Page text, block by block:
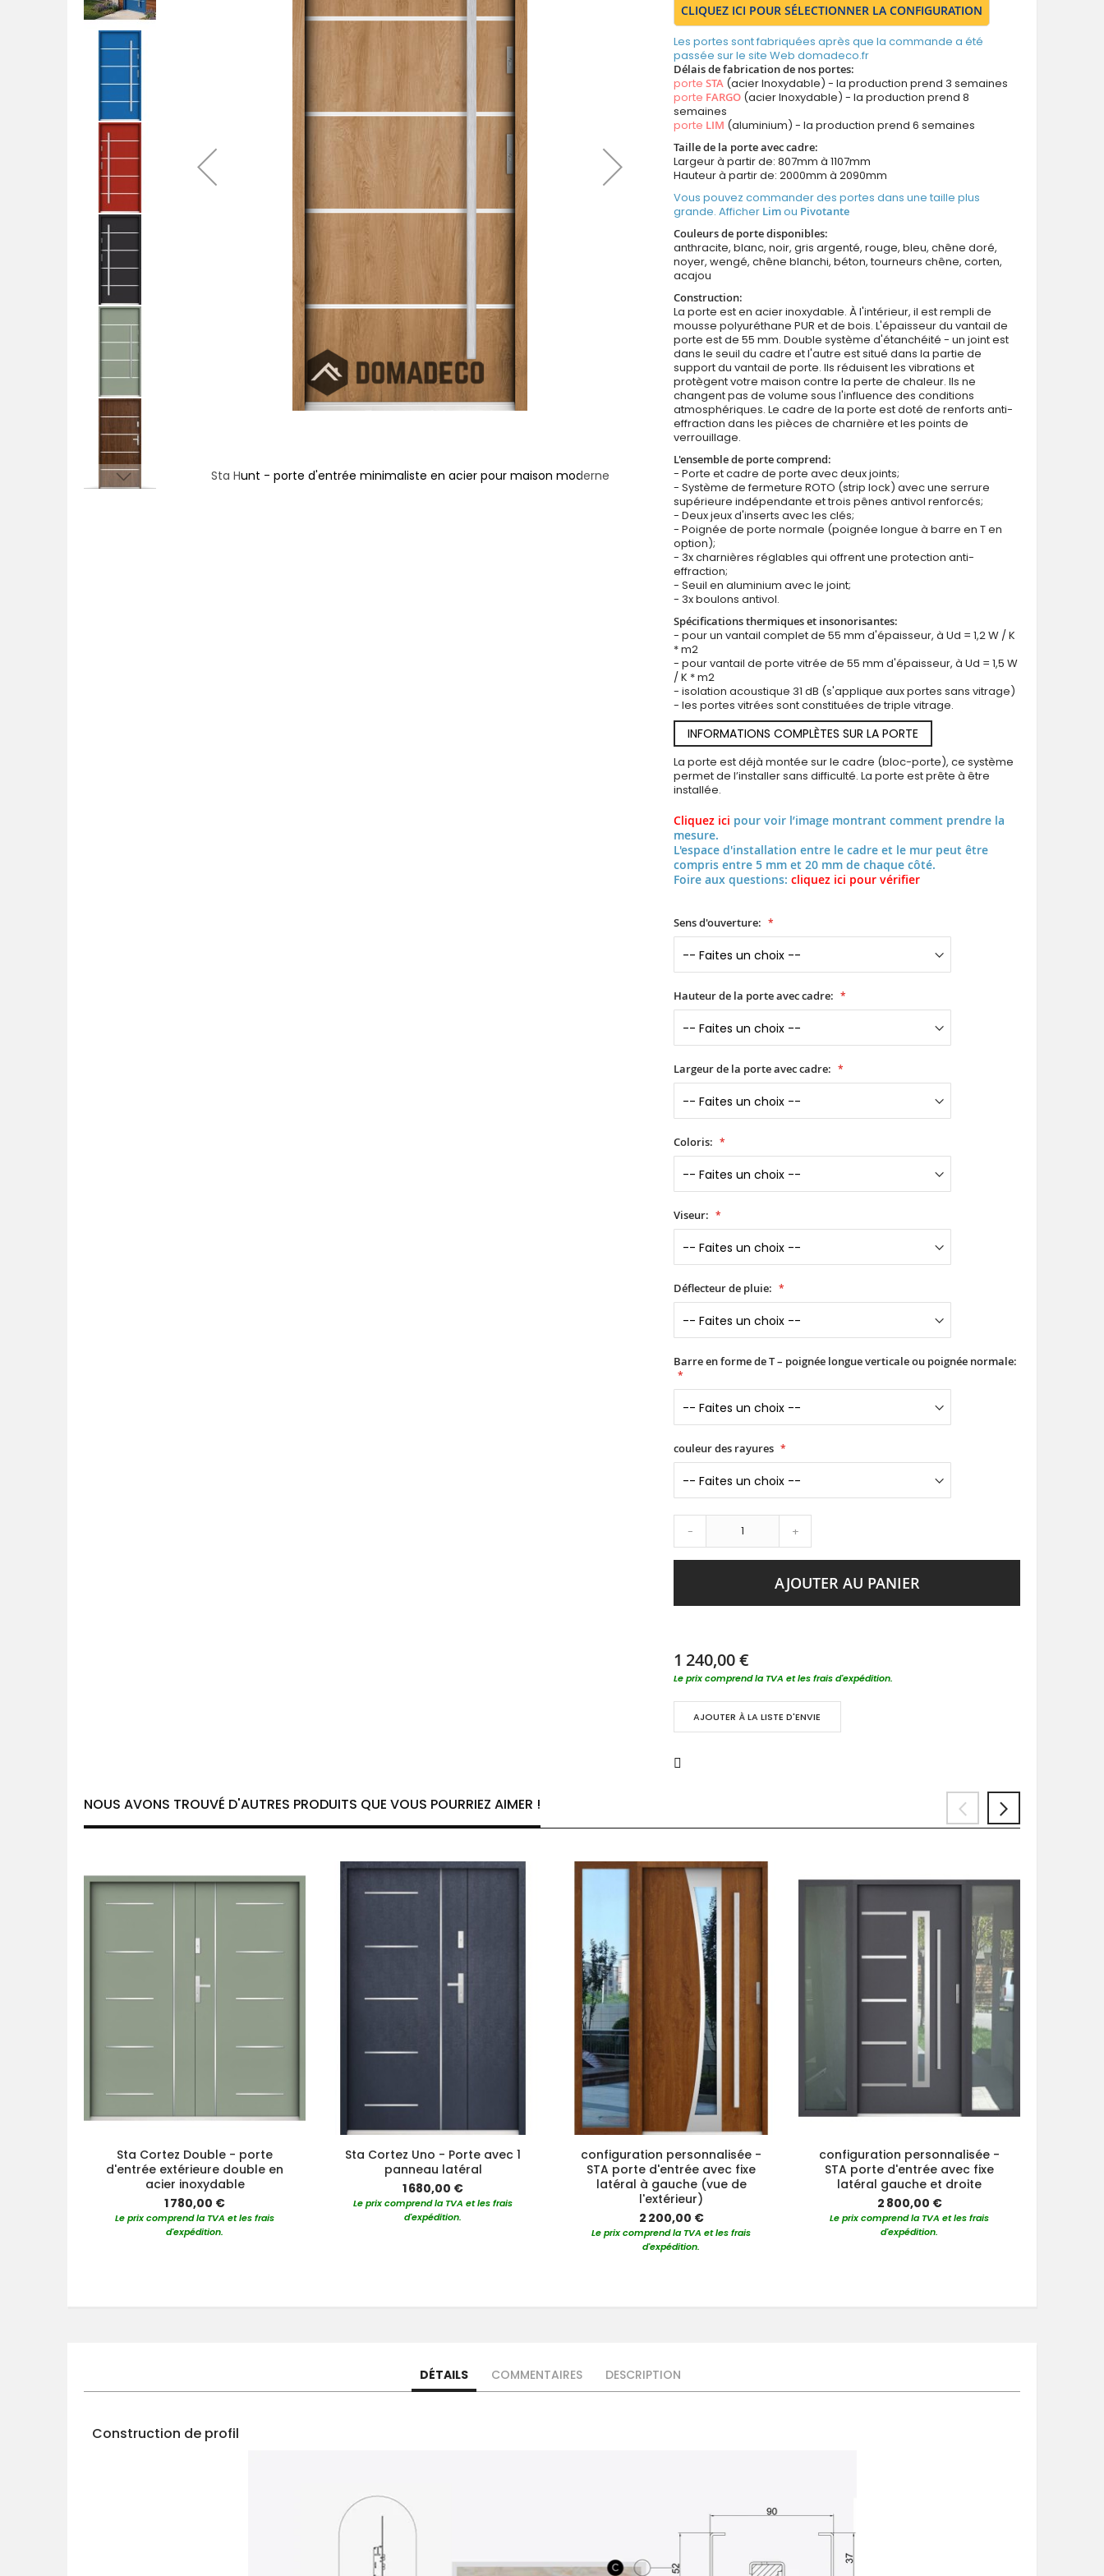
Sta Hunt - porte d'entrée minimaliste en acier pour maison moderne Porte d'entrée minimaliste en acier bleu pour une maison
CLIQUEZ ICI POUR SÉLECTIONNER LA CONFIGURATION
Les portes sont fabriquées après que la commande a été
passée sur le site Web domadeco.fr
Délais de fabrication de nos portes:
porteSTA (acier Inoxydable) - la production prend 3 semaines
porte FARGO (acier Inoxydable) - la production prend 8
semaines
porte LIM (aluminium) - la production prend 6 semaines
Taille de la porte avec cadre:
Largeur à partir de: 807mm à 1107mm
Hauteur à partir de: 2000mm à 2090mm
Vous pouvez commander des portes dans une taille plus
grande. Afficher Limou Pivotante
Couleurs de porte disponibles:
anthracite, blanc, noir, gris argenté, rouge, bleu, chêne doré,
noyer, wengé, chêne blanchi, béton, tourneurs chêne, corten,
acajou
Construction:
La porte est en acier inoxydable. À l'intérieur, il est rempli de
mousse polyuréthane PUR et de bois. L'épaisseur du vantail de
porte est de 55 mm. Double système d'étanchéité - un joint est
dans le seuil du cadre et l'autre est situé dans la partie de
support du vantail de porte. Ils réduisent les vibrations et
protègent votre maison contre la perte de chaleur. Ils ne
changent pas de volume sous l'influence des conditions
atmosphériques. Le cadre de la porte est doté de renforts anti-
effraction dans les pièces de charnière et les points de
verrouillage.
L'ensemble de porte comprend:
- Porte et cadre de porte avec deux joints;
- Système de fermeture ROTO (strip lock) avec une serrure
supérieure indépendante et trois pênes antivol renforcés;
- Deux jeux d'inserts avec les clés;
- Poignée de porte normale (poignée longue à barre en T en
option);
- 3x charnières réglables qui offrent une protection anti-
effraction;
- Seuil en aluminium avec le joint;
- 3x boulons antivol.
Spécifications thermiques et insonorisantes:
- pour un vantail complet de 55 mm d'épaisseur, à Ud = 1,2 W / K
* m2
- pour vantail de porte vitrée de 55 mm d'épaisseur, à Ud = 1,5 W
/ K * m2
- isolation acoustique 31 dB (s'applique aux portes sans vitrage)
- les portes vitrées sont constituées de triple vitrage.
INFORMATIONS COMPLÈTES SUR LA PORTE
La porte est déjà montée sur le cadre (bloc-porte), ce système
permet de l’installer sans difficulté. La porte est prête à être
installée.
Cliquez ici pour voir l’image montrant comment prendre la
mesure.
L'espace d'installation entre le cadre et le mur peut être
compris entre 5 mm et 20 mm de chaque côté.
Foire aux questions:cliquez ici pour vérifier
Sens d'ouverture:
Hauteur de la porte avec cadre:
Largeur de la porte avec cadre:
Coloris:
Viseur:
Déflecteur de pluie:
Barre en forme de T – poignée longue verticale ou poignée normale:
couleur des rayures
- +
AJOUTER AU PANIER
1 240,00 €
Le prix comprend la TVA et les frais d'expédition.
AJOUTER À LA LISTE D'ENVIE
NOUS AVONS TROUVÉ D'AUTRES PRODUITS QUE VOUS POURRIEZ AIMER !
Sta Cortez Double - porte
d'entrée extérieure double en
acier inoxydable
1 780,00 €
Le prix comprend la TVA et les frais
d'expédition.
Sta Cortez Uno - Porte avec 1
panneau latéral
1 680,00 €
Le prix comprend la TVA et les frais
d'expédition.
configuration personnalisée -
STA porte d'entrée avec fixe
latéral à gauche (vue de
l'extérieur)
2 200,00 €
Le prix comprend la TVA et les frais
d'expédition.
configuration personnalisée -
STA porte d'entrée avec fixe
latéral gauche et droite
2 800,00 €
Le prix comprend la TVA et les frais
d'expédition.
DÉTAILS COMMENTAIRES DESCRIPTION